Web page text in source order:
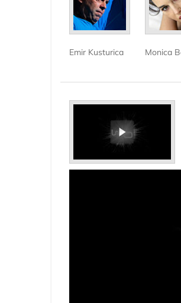
Emir Kusturica Monica